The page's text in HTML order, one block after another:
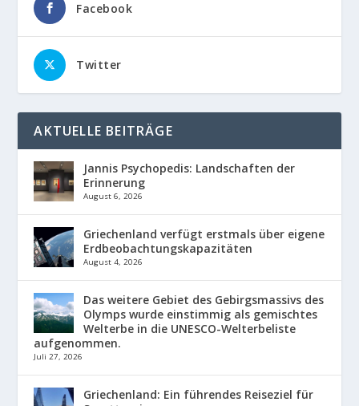
Facebook
Twitter
AKTUELLE BEITRÄGE
Jannis Psychopedis: Landschaften der
Erinnerung
August 6, 2026
Griechenland verfügt erstmals über eigene
Erdbeobachtungskapazitäten
August 4, 2026
Das weitere Gebiet des Gebirgsmassivs des
Olymps wurde einstimmig als gemischtes
Welterbe in die UNESCO-Welterbeliste
aufgenommen.
Juli 27, 2026
Griechenland: Ein führendes Reiseziel für